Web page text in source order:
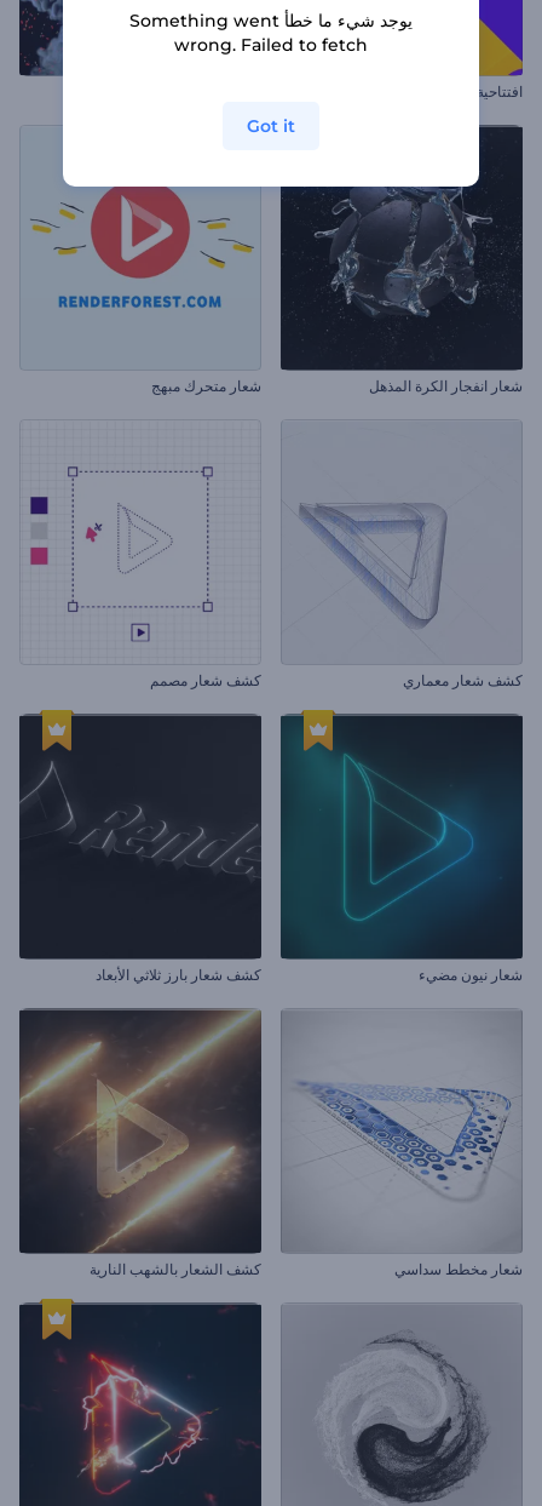
افتتاحية شريط بحث ملون
شعار انفجار الكرة المذهل شعار متحرك مبهج
كشف شعار معماري كشف شعار مصمم
شعار نيون مضيء كشف شعار بارز ثلاثي الأبعاد
شعار مخطط سداسي كشف الشعار بالشهب النارية
يوجد شيء ما خطأ Something went
wrong. Failed to fetch
Got it